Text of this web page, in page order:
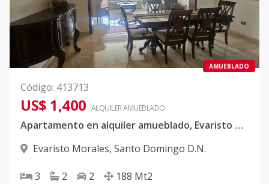
AMUEBLADO
Código: 413713
US$ 1,400 ALQUILERAMUEBLADO
Apartamento en alquiler amueblado, Evaristo Morales
Evaristo Morales, Santo Domingo D.N.
3 2 2 188 Mt2